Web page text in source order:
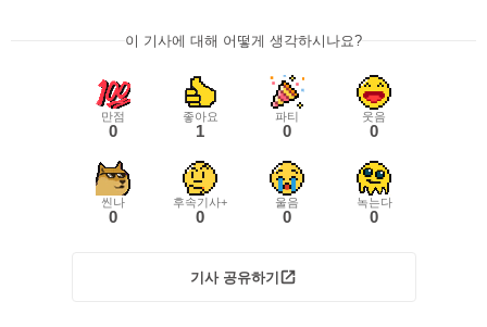
이 기사에 대해 어떻게 생각하시나요?
만점
0
좋아요
1
파티
0
웃음
0
씬나
0
후속기사+
0
울음
0
녹는다
0
기사 공유하기